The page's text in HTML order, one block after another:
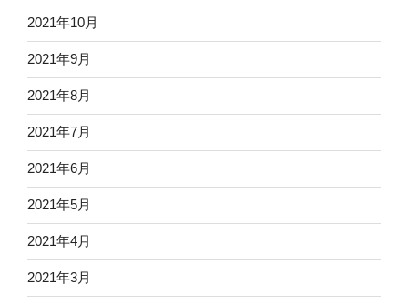
2021年10月
2021年9月
2021年8月
2021年7月
2021年6月
2021年5月
2021年4月
2021年3月